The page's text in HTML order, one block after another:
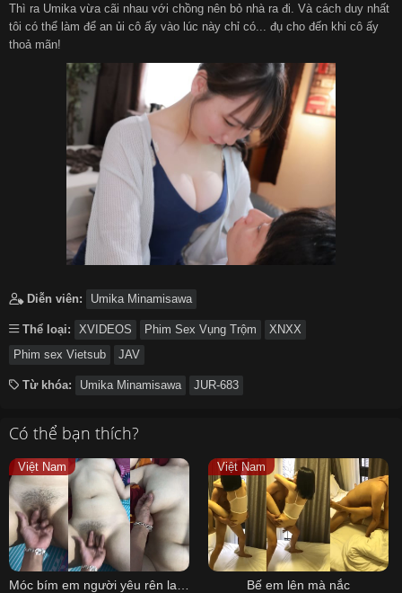
Thì ra Umika vừa cãi nhau với chồng nên bỏ nhà ra đi. Và cách duy nhất
tôi có thể làm để an ủi cô ấy vào lúc này chỉ có... đụ cho đến khi cô ấy
thoả mãn!
Diễn viên: Umika Minamisawa
Thể loại: XVIDEOS Phim Sex Vụng Trộm
XNXX
Phim sex Vietsub
JAV
Từ khóa: Umika Minamisawa JUR-683
Có thể bạn thích?
Việt Nam Việt Nam
Bế em lên mà nắc